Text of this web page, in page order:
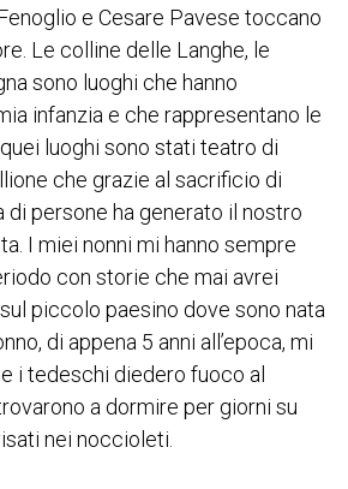
e Cesare Pavese toccano
Le colline delle Langhe, le
sono luoghi che hanno
infanzia e che rappresentano le
luoghi sono stati teatro di
che grazie al sacrificio di
di persone ha generato il nostro
I miei nonni mi hanno sempre
con storie che mai avrei
piccolo paesino dove sono nata
di appena 5 anni all’epoca, mi
i tedeschi diedero fuoco al
a dormire per giorni su
nei noccioleti.